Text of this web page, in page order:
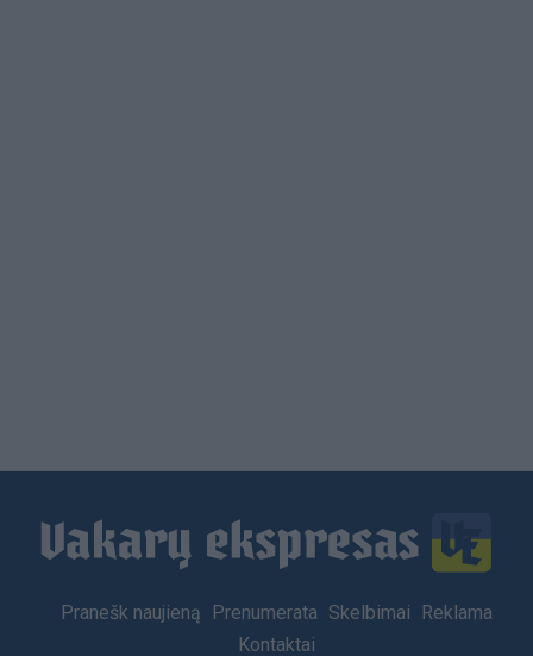
Footer
Pranešk naujieną Prenumerata Skelbimai
Reklama
Kontaktai